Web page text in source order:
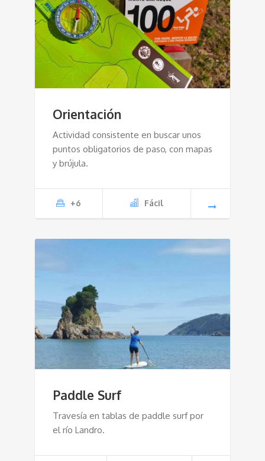
Orientación
Actividad consistente en buscar unos
puntos obligatorios de paso, con mapas
y brújula.
+6 Fácil
Paddle Surf
Travesía en tablas de paddle surf por
el río Landro.